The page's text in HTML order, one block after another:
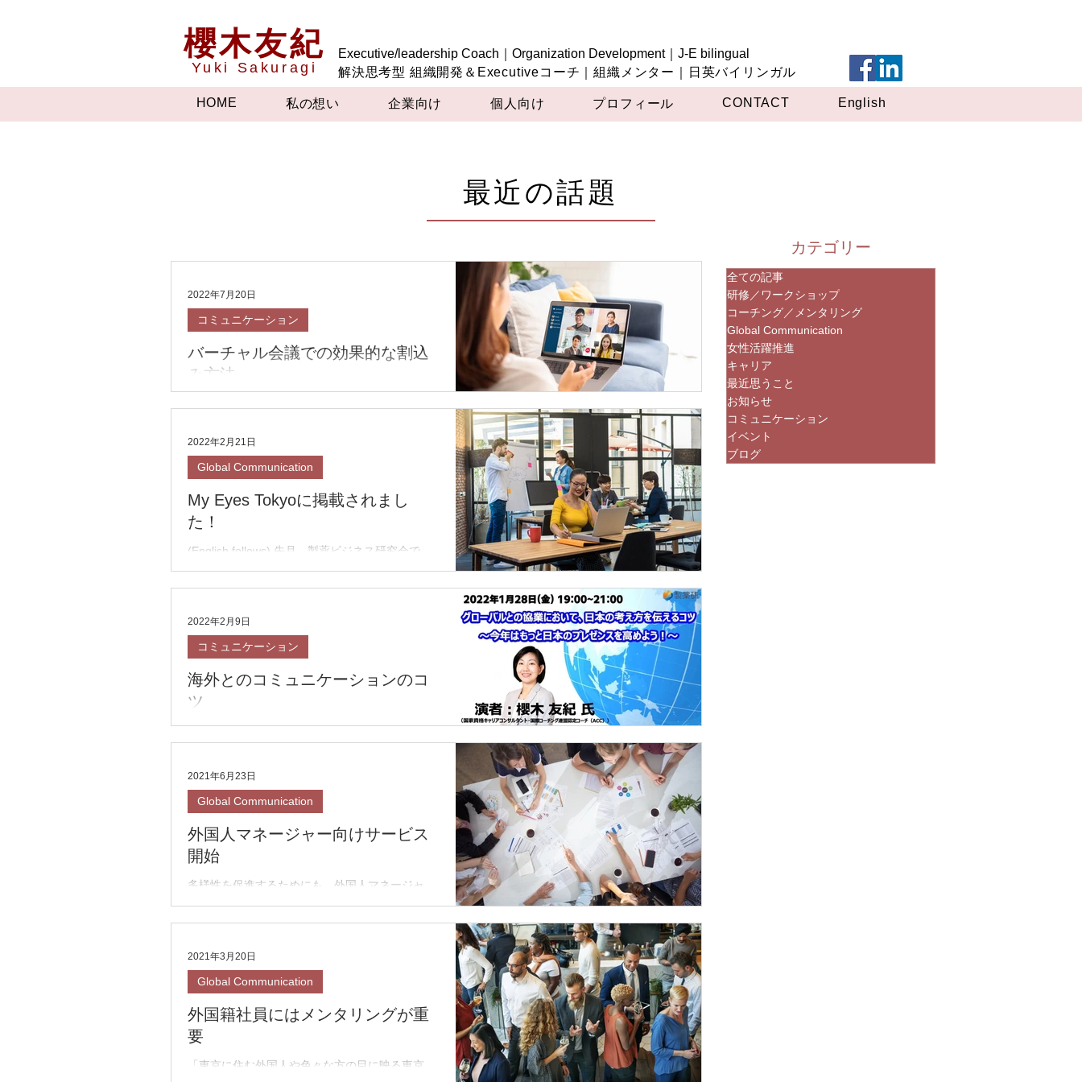
櫻木友紀
Yuki Sakuragi
Executive/leadership Coach｜Organization Development｜J-E bilingual
解決思考型 組織開発＆Executiveコーチ｜組織メンター｜日英バイリンガル
HOME 私の想い 企業向け 個人向け プロフィール CONTACT English
最近の話題
バーチャル会議での効果的な割込
み方法
出てくるのが「オンライン会議の時に割って入る
ことが出来ない」「発言するのが難しい」「気づ
いてもらえない」です。 欧米向け会議は夜中が多
コミュニケーション
2022年7月20日
My Eyes Tokyoに掲載されまし
た！
(English follows) 先月、製薬ビジネス研究会で、
らえると良い！」と、一般化してMy Eyes...
Global Communication
2022年2月21日
海外とのコミュニケーションのコ
ツ
1月28日に、製薬業界の方々が集まるFacebookの
「製薬ビジネス研究会」にて、「グローバルとの
ーマにお話させて頂きました。 医薬品は（コロナ
関連でも明らかですが）、国境を越えて世界の
人々のためになれる素晴らしいもの...
コミュニケーション
2022年2月9日
外国人マネージャー向けサービス
開始
多様性を促進するためにも、外国人マネージャー
効果的です。 この状況を踏まえ、​多様な考え方を
受け止め、より強い組織に導くための半年間プロ
グラ...
Global Communication
2021年6月23日
外国籍社員にはメンタリングが重
要
「東京に住む外国人や色々な方の目に映る東京」
Global Communication
2021年3月20日
カテゴリー
全ての記事
研修／ワークショップ
コーチング／メンタリング
Global Communication
女性活躍推進
キャリア
最近思うこと
お知らせ
コミュニケーション
イベント
ブログ